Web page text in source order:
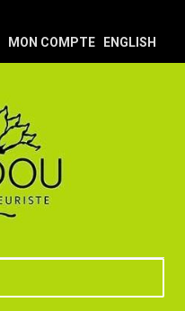
MON COMPTE ENGLISH